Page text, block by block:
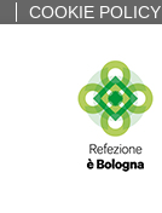
COOKIE POLICY